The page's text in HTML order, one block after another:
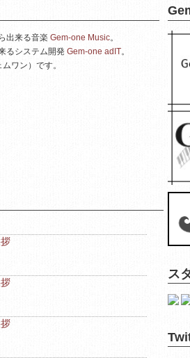
出来る音楽 Gem-one Music。
るシステム開発 Gem-one adIT。
ワン）です。
ス